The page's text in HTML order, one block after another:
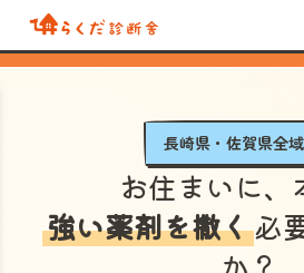
長崎県・佐賀県全
お住まいに、
強い薬剤を撒く必